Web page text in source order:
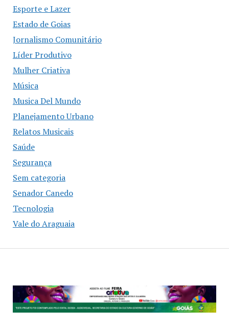
Esporte e Lazer
Estado de Goias
Jornalismo Comunitário
Líder Produtivo
Mulher Criativa
Música
Musica Del Mundo
Planejamento Urbano
Relatos Musicais
Saúde
Segurança
Sem categoria
Senador Canedo
Tecnologia
Vale do Araguaia